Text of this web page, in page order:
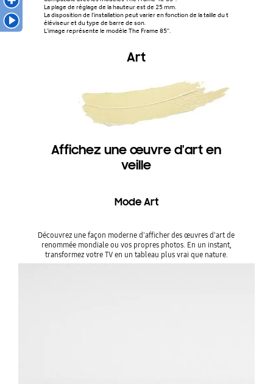
La plage de réglage de la hauteur est de 25 mm.
La disposition de l'installation peut varier en fonction de la taille du t
éléviseur et du type de barre de son.
L'image représente le modèle The Frame 85''.
Art
Affichez une œuvre d'art en
veille
Mode Art
Découvrez une façon moderne d'afficher des œuvres d'art de
renommée mondiale ou vos propres photos. En un instant,
transformez votre TV en un tableau plus vrai que nature.